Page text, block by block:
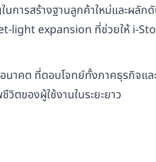
ารสร้างฐานลูกค้าใหม่และผลักดั
expansion ที่ช่วยให้ i-
าคต ที่ตอบโจทย์ทั้งภาคธุรกิจแ
ของผู้ใช้งานในระยะยาว